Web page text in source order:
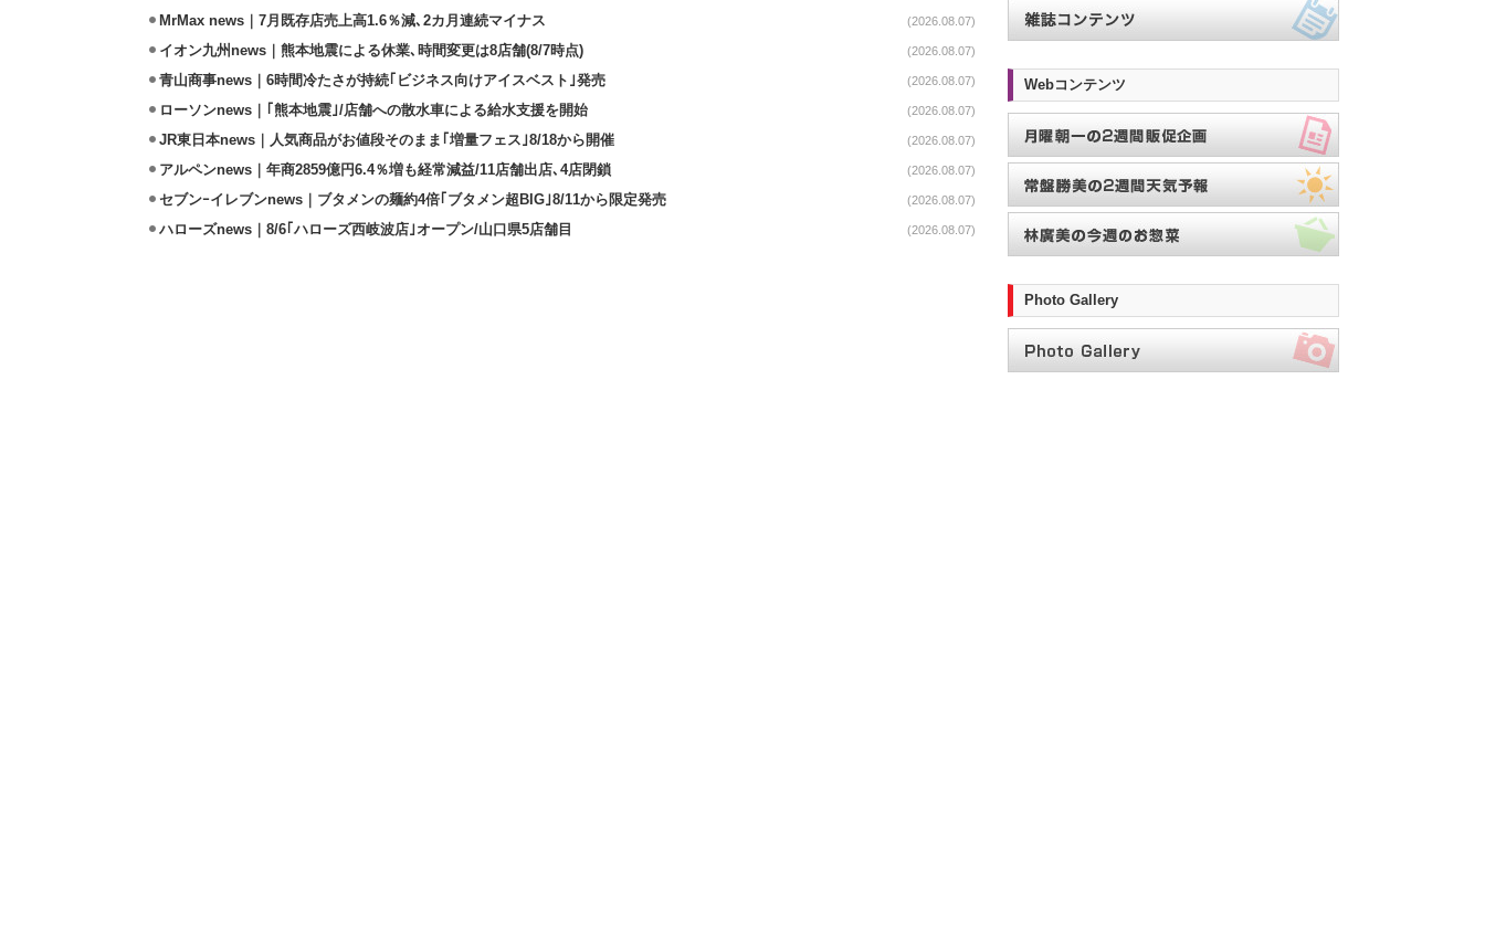
MrMax news｜7月既存店売上高1.6％減､2カ月連続マイナス (2026.08.07)
イオン九州news｜熊本地震による休業､時間変更は8店舗(8/7時点) (2026.08.07)
青山商事news｜6時間冷たさが持続｢ビジネス向けアイスベスト｣発売 (2026.08.07)
ローソンnews｜｢熊本地震｣/店舗への散水車による給水支援を開始 (2026.08.07)
JR東日本news｜人気商品がお値段そのまま｢増量フェス｣8/18から開催 (2026.08.07)
アルペンnews｜年商2859億円6.4％増も経常減益/11店舗出店､4店閉鎖 (2026.08.07)
セブンｰイレブンnews｜ブタメンの麺約4倍｢ブタメン超BIG｣8/11から限定発売 (2026.08.07)
ハローズnews｜8/6｢ハローズ西岐波店｣オープン/山口県5店舗目 (2026.08.07)
Webコンテンツ
Photo Gallery